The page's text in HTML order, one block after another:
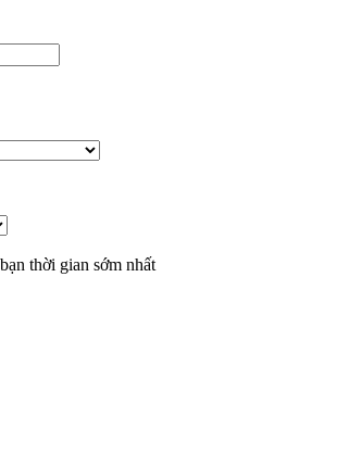
thời gian sớm nhất